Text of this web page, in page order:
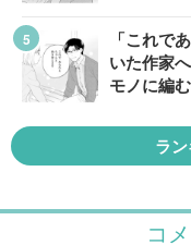
「これで
いた作家
モノに編
ラ